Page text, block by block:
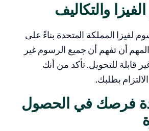
والتكاليف
لفيزا المملكة المتحدة بناءً على
أن تفهم أن جميع الرسوم غير
قابلة للتحويل. تأكد من أنك
بطلبك.
فرصك في الحصول